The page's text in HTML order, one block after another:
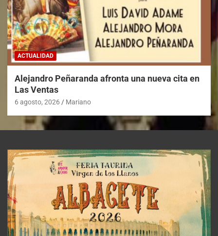
ACTUALIDAD
Alejandro Peñaranda afronta una nueva cita en
Las Ventas
6 agosto, 2026 Mariano